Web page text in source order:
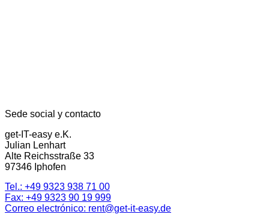
Sede social y contacto
get-IT-easy e.K.
Julian Lenhart
Alte Reichsstraße 33
97346 Iphofen
Tel.: +49 9323 938 71 00
Fax: +49 9323 90 19 999
Correo electrónico: rent@get-it-easy.de